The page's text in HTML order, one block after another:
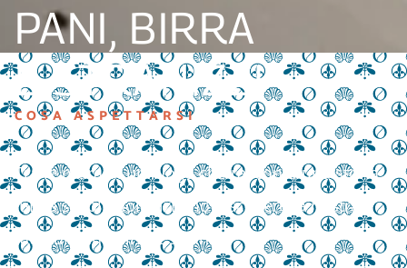
COSA ASPETTARSI
PANI, BIRRA
E STRANIZZI
Tra le mura di un luogo che racconta una storia
lunga secoli, noi iniziamo a scrivere la nostra
fatta di pani, birra e stranizzi.